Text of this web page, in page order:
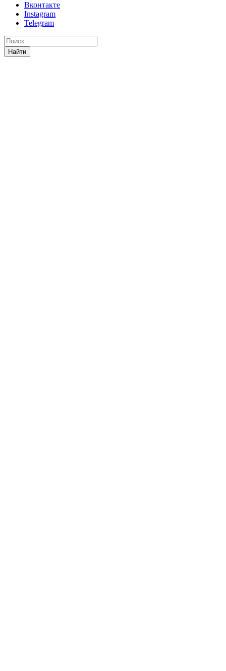
Вконтакте
Instagram
Telegram
Найти